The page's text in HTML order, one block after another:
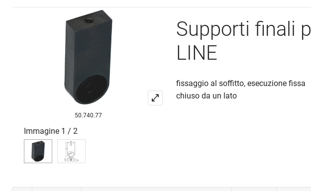
50.740.77
Immagine 1 / 2
Supporti finali
LINE
fissaggio al soffitto, esecuzione fissa
chiuso da un lato